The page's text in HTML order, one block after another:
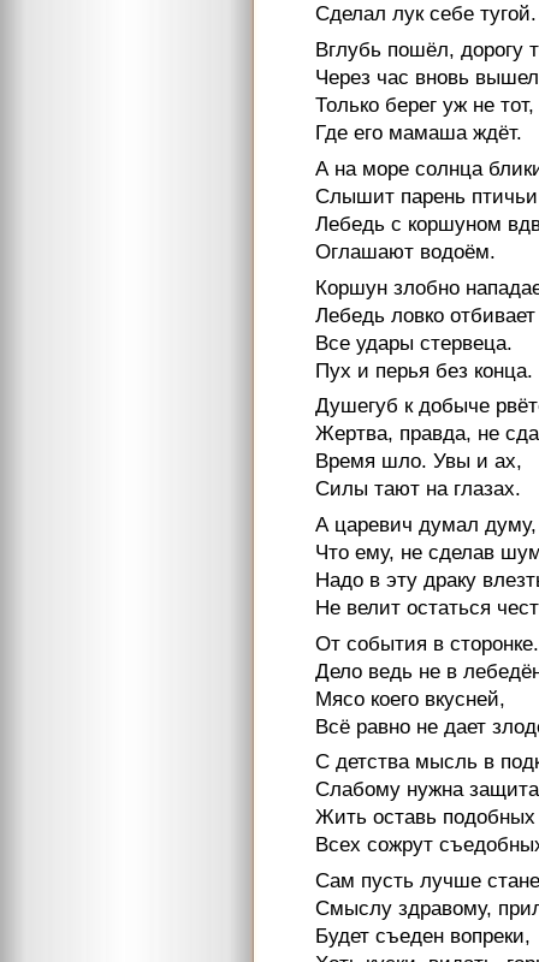
Сделал лук себе тугой.
Вглубь пошёл, дорогу
Через час вновь
Только берег уж не тот,
Где его мамаша ждёт.
А на море солнца
Слышит парень птичьи
Лебедь с коршуном
Оглашают водоём.
Коршун злобно
Лебедь ловко отбивает
Все удары стервеца.
Пух и перья без конца.
Душегуб к добыче
Жертва, правда, не
Время шло. Увы и ах,
Силы тают на глазах.
А царевич думал думу,
Что ему, не сделав
Надо в эту драку
Не велит остаться
От события в сторонке.
Дело ведь не в
Мясо коего вкусней,
Всё равно не дает
С детства мысль в
Слабому нужна защита
Жить оставь
Всех сожрут
Сам пусть лучше
Смыслу здравому,
Будет съеден вопреки,